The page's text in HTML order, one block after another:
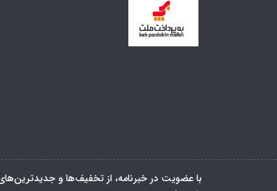
با عضویت در خبرنامه، از تخفیف‌ها و